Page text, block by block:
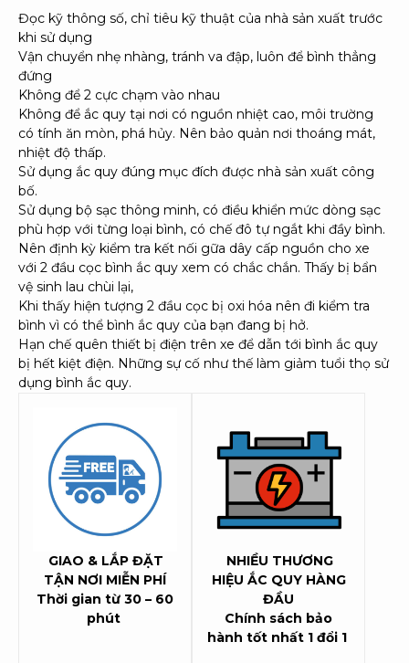
Đọc kỹ thông số, chỉ tiêu kỹ thuật của nhà sản xuất trước
khi sử dụng
Vận chuyển nhẹ nhàng, tránh va đập, luôn để bình thẳng
đứng
Không để 2 cực chạm vào nhau
Không để ắc quy tại nơi có nguồn nhiệt cao, môi trường
có tính ăn mòn, phá hủy. Nên bảo quản nơi thoáng mát,
nhiệt độ thấp.
Sử dụng ắc quy đúng mục đích được nhà sản xuất công
bố.
Sử dụng bộ sạc thông minh, có điều khiển mức dòng sạc
phù hợp với từng loại bình, có chế đô tự ngắt khi đầy bình.
Nên định kỳ kiểm tra kết nối gữa dây cấp nguồn cho xe
với 2 đầu cọc bình ắc quy xem có chắc chắn. Thấy bị bẩn
vệ sinh lau chùi lại,
Khi thấy hiện tượng 2 đầu cọc bị oxi hóa nên đi kiểm tra
bình vì có thể bình ắc quy của bạn đang bị hở.
Hạn chế quên thiết bị điện trên xe để dẫn tới bình ắc quy
bị hết kiệt điện. Những sự cố như thế làm giảm tuổi thọ sử
dụng bình ắc quy.
GIAO & LẮP ĐẶT
TẬN NƠI MIỄN PHÍ
Thời gian từ 30 – 60
phút
NHIỀU THƯƠNG
HIỆU ẮC QUY HÀNG
ĐẦU
Chính sách bảo
hành tốt nhất 1 đổi 1